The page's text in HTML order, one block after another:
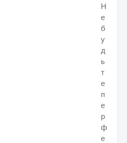
Н
е
б
у
д
ь
т
е
п
е
р
ф
е